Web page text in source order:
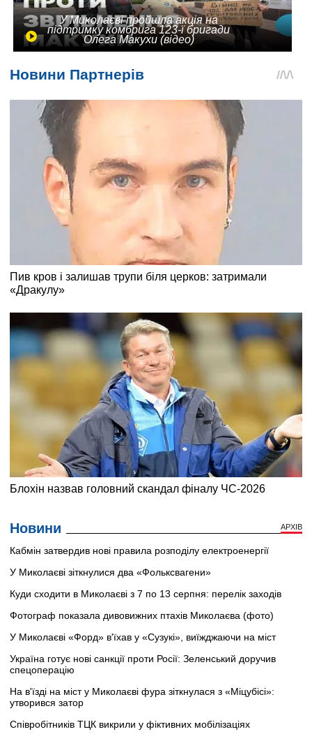
У Миколаєві пройшла акція на
підтримку комбрига 123-ї бригади
Олега Макухи (відео)
Новини АРХІВ
Кабмін затвердив нові правила розподілу електроенергії
У Миколаєві зіткнулися два «Фольксвагени»
Куди сходити в Миколаєві з 7 по 13 серпня: перелік заходів
Фотограф показала дивовижних птахів Миколаєва (фото)
У Миколаєві «Форд» в'їхав у «Сузукі», виїжджаючи на міст
Україна готує нові санкції проти Росії: Зеленський доручив
спецоперацію
На в'їзді на міст у Миколаєві фура зіткнулася з «Міцубісі»:
утворився затор
Співробітників ТЦК викрили у фіктивних мобілізаціях